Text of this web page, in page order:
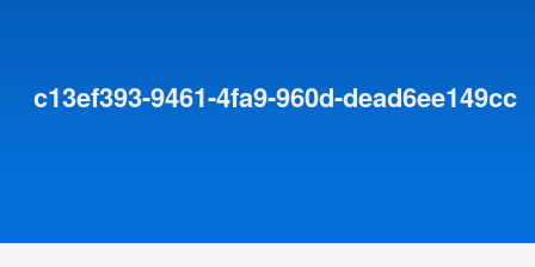
c13ef393-9461-4fa9-960d-dead6ee149cc